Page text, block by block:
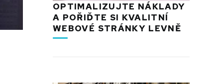
OPTIMALIZUJTE NÁKLADY
A POŘIĎTE SI KVALITNÍ
WEBOVÉ STRÁNKY LEVNĚ